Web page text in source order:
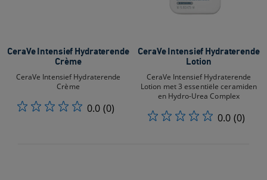
CeraVe Intensief Hydraterende
Crème
CeraVe Intensief Hydraterende
Crème
0.0 (0)
CeraVe Intensief Hydraterende
Lotion
CeraVe Intensief Hydraterende
Lotion met 3 essentiële ceramiden
en Hydro-Urea Complex
0.0 (0)